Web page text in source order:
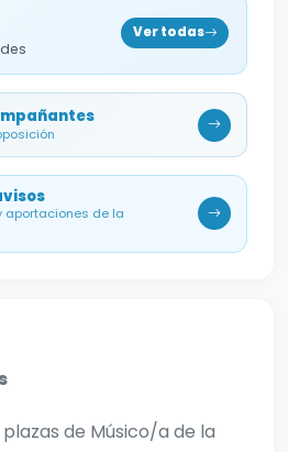
Ver todas
aportaciones de la
de Músico/a de la